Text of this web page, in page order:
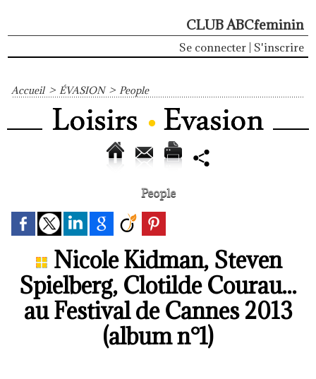
CLUB ABCfeminin
Se connecter S'inscrire
Accueil > ÉVASION > People
People
Nicole Kidman, Steven
Spielberg, Clotilde Courau...
au Festival de Cannes 2013
(album n°1)